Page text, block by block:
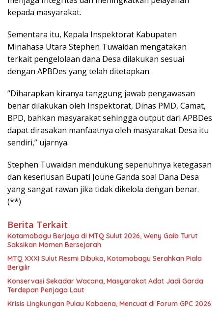
kepada masyarakat.
Sementara itu, Kepala Inspektorat Kabupaten
Minahasa Utara Stephen Tuwaidan mengatakan
terkait pengelolaan dana Desa dilakukan sesuai
dengan APBDes yang telah ditetapkan.
“Diharapkan kiranya tanggung jawab pengawasan
benar dilakukan oleh Inspektorat, Dinas PMD, Camat,
BPD, bahkan masyarakat sehingga output dari APBDes
dapat dirasakan manfaatnya oleh masyarakat Desa itu
sendiri,” ujarnya.
Stephen Tuwaidan mendukung sepenuhnya ketegasan
dan keseriusan Bupati Joune Ganda soal Dana Desa
yang sangat rawan jika tidak dikelola dengan benar.
(**)
Berita Terkait
Kotamobagu Berjaya di MTQ Sulut 2026, Weny Gaib Turut
Saksikan Momen Bersejarah
MTQ XXXI Sulut Resmi Dibuka, Kotamobagu Serahkan Piala
Bergilir
Konservasi Sekadar Wacana, Masyarakat Adat Jadi Garda
Terdepan Penjaga Laut
Krisis Lingkungan Pulau Kabaena, Mencuat di Forum GPC 2026